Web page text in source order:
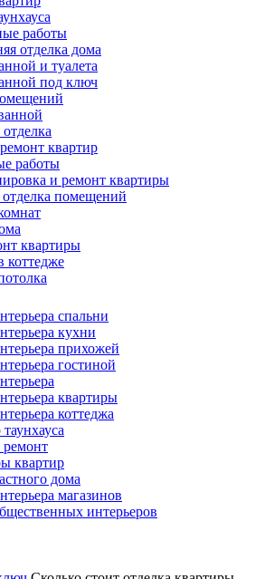
работы
отделка дома
и туалета
под ключ
квартир
работы
и ремонт квартиры
помещений
квартиры
коттедже
спальни
кухни
прихожей
гостиной
квартиры
коттеджа
квартир
дома
магазинов
интерьеров